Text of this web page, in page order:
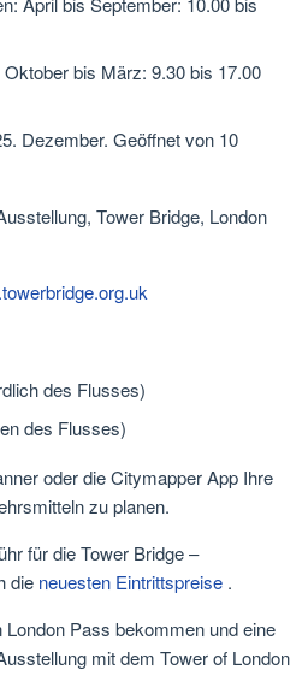
bis März: 9.30 bis 17.00
Dezember. Geöffnet von 10
Tower Bridge, London
des Flusses)
des Flusses)
oder die Citymapper App Ihre
zu planen.
für die Tower Bridge –
die neuesten Eintrittspreise .
Pass bekommen und eine
mit dem Tower of London